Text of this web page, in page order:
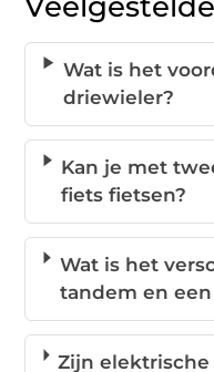
Wat is het
driewieler?
Kan je met
fiets fietsen?
Wat is het
tandem en
Zijn